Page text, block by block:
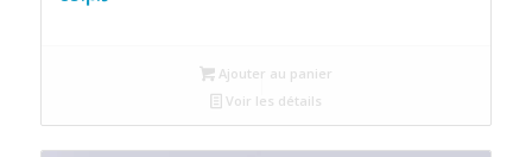
Ajouter au panier
Voir les détails